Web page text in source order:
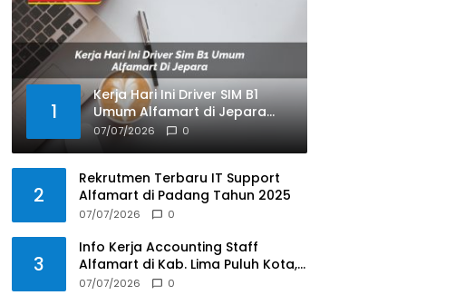
1
Kerja Hari Ini Driver SIM B1
Umum Alfamart di Jepara
Tahun 2025
07/07/2026 0
2
Rekrutmen Terbaru IT Support
Alfamart di Padang Tahun 2025
07/07/2026 0
3
Info Kerja Accounting Staff
Alfamart di Kab. Lima Puluh Kota,
Sumatera Barat Tahun 2025
07/07/2026 0